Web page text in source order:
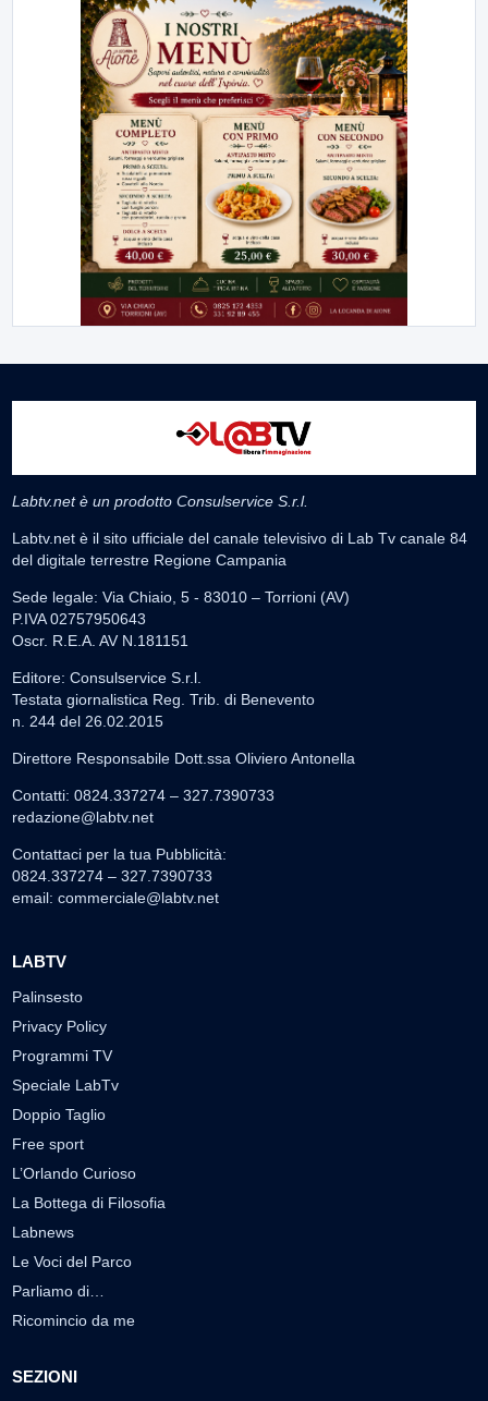
Labtv.net è un prodotto Consulservice S.r.l.
Labtv.net è il sito ufficiale del canale televisivo di Lab Tv canale 84
del digitale terrestre Regione Campania
Sede legale: Via Chiaio, 5 - 83010 – Torrioni (AV)
P.IVA 02757950643
Oscr. R.E.A. AV N.181151
Editore: Consulservice S.r.l.
Testata giornalistica Reg. Trib. di Benevento
n. 244 del 26.02.2015
Direttore Responsabile Dott.ssa Oliviero Antonella
Contatti: 0824.337274 – 327.7390733
redazione@labtv.net
Contattaci per la tua Pubblicità:
0824.337274 – 327.7390733
email: commerciale@labtv.net
LABTV
Palinsesto
Privacy Policy
Programmi TV
Speciale LabTv
Doppio Taglio
Free sport
L’Orlando Curioso
La Bottega di Filosofia
Labnews
Le Voci del Parco
Parliamo di…
Ricomincio da me
SEZIONI